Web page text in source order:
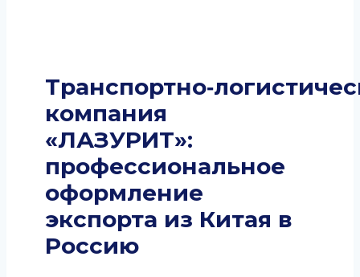
компания
«ЛАЗУРИТ»:
профессиональное
оформление
экспорта из Китая в
Россию